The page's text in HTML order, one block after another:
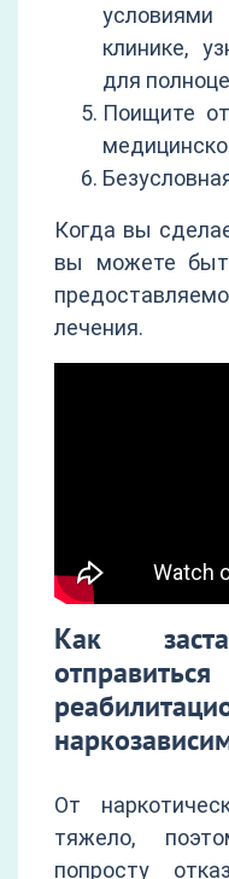
клинике,
для
Поищите
Когда вы
вы можете
лечения.
Как
От
тяжело,
попросту